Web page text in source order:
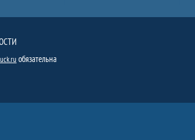
обязательна